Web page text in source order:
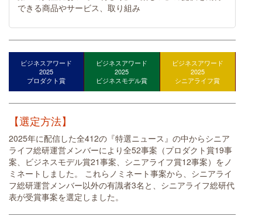
できる商品やサービス、取り組み
ビジネスアワード
2025
プロダクト賞
ビジネスアワード
2025
ビジネスモデル賞
ビジネスアワード
2025
シニアライフ賞
【選定方法】
2025年に配信した全412の『特選ニュース』の中からシニア
ライフ総研運営メンバーにより全52事案（プロダクト賞19事
案、ビジネスモデル賞21事案、シニアライフ賞12事案）をノ
ミネートしました。 これらノミネート事案から、シニアライ
フ総研運営メンバー以外の有識者3名と、シニアライフ総研代
表が受賞事案を選定しました。